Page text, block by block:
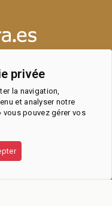
ET
privée
la navigation,
et analyser notre
vous pouvez gérer vos